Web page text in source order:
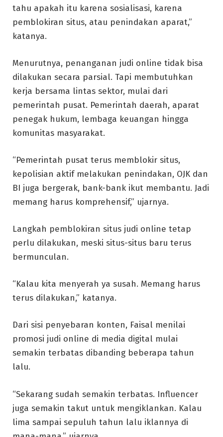
tahu apakah itu karena sosialisasi, karena
pemblokiran situs, atau penindakan aparat,”
katanya.
Menurutnya, penanganan judi online tidak bisa
dilakukan secara parsial. Tapi membutuhkan
kerja bersama lintas sektor, mulai dari
pemerintah pusat. Pemerintah daerah, aparat
penegak hukum, lembaga keuangan hingga
komunitas masyarakat.
“Pemerintah pusat terus memblokir situs,
kepolisian aktif melakukan penindakan, OJK dan
BI juga bergerak, bank-bank ikut membantu. Jadi
memang harus komprehensif,” ujarnya.
Langkah pemblokiran situs judi online tetap
perlu dilakukan, meski situs-situs baru terus
bermunculan.
“Kalau kita menyerah ya susah. Memang harus
terus dilakukan,” katanya.
Dari sisi penyebaran konten, Faisal menilai
promosi judi online di media digital mulai
semakin terbatas dibanding beberapa tahun
lalu.
“Sekarang sudah semakin terbatas. Influencer
juga semakin takut untuk mengiklankan. Kalau
lima sampai sepuluh tahun lalu iklannya di